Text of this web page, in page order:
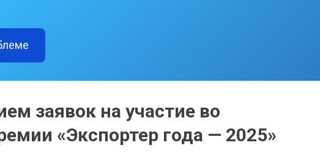
заявок на участие во
«Экспортер года — 2025»